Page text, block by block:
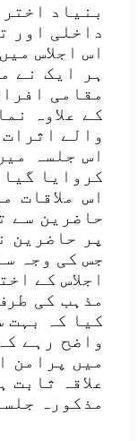
بنیاد
داخلی اور
اس اجلاس
ہر ایک نے
مقامی
کے علاوہ
والے
اس جلسہ
کروایا
اس
حاضرین سے
پر حاضرین
جس کی وجہ
اجلاس کے
مذہب کی
کیا کہ بہت
واضح رہے
میں پرامن
علاقہ ثابت
مذکورہ